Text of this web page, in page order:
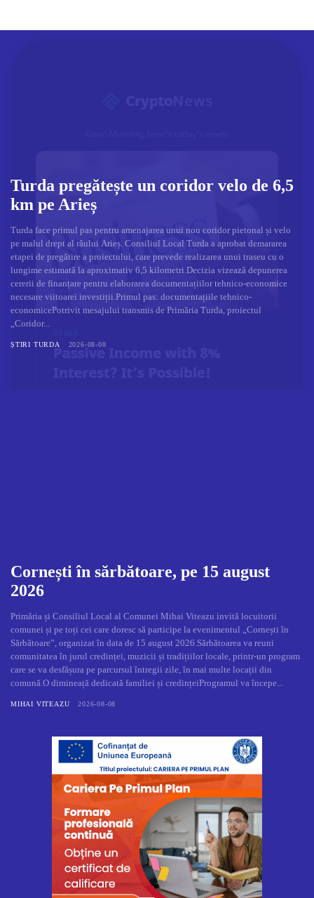
Turda pregătește un coridor velo de 6,5
km pe Arieș
Turda face primul pas pentru amenajarea unui nou coridor pietonal și velo
pe malul drept al râului Arieș. Consiliul Local Turda a aprobat demararea
etapei de pregătire a proiectului, care prevede realizarea unui traseu cu o
lungime estimată la aproximativ 6,5 kilometri.Decizia vizează depunerea
cererii de finanțare pentru elaborarea documentațiilor tehnico-economice
necesare viitoarei investiții.Primul pas: documentațiile tehnico-
economicePotrivit mesajului transmis de Primăria Turda, proiectul
„Coridor...
ȘTIRI TURDA 2026-08-08
Cornești în sărbătoare, pe 15 august
2026
Primăria și Consiliul Local al Comunei Mihai Viteazu invită locuitorii
comunei și pe toți cei care doresc să participe la evenimentul „Cornești în
Sărbătoare”, organizat în data de 15 august 2026.Sărbătoarea va reuni
comunitatea în jurul credinței, muzicii și tradițiilor locale, printr-un program
care se va desfășura pe parcursul întregii zile, în mai multe locații din
comună.O dimineață dedicată familiei și credințeiProgramul va începe...
MIHAI VITEAZU 2026-08-08